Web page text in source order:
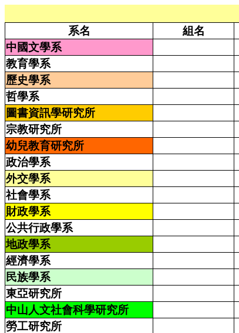
系名 組名
中國文學系
教育學系
歷史學系
哲學系
圖書資訊學研究所
宗教研究所
幼兒教育研究所
政治學系
外交學系
社會學系
財政學系
公共行政學系
地政學系
經濟學系
民族學系
東亞研究所
中山人文社會科學研究所
勞工研究所